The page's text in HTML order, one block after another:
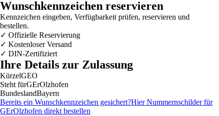
Wunschkennzeichen reservieren
Kennzeichen eingeben, Verfügbarkeit prüfen, reservieren und
bestellen.
✓ Offizielle Reservierung
✓ Kostenloser Versand
✓ DIN-Zertifiziert
Ihre Details zur Zulassung
KürzelGEO
Steht fürGErOlzhofen
BundeslandBayern
Bereits ein Wunschkennzeichen gesichert?Hier Nummernschilder für
GErOlzhofen direkt bestellen